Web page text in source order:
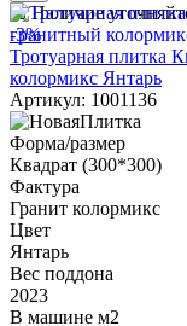
Наличие
-3%
Тротуарная плитка
колормикс Янтарь
Артикул: 1001136
Форма/размер
Квадрат (300*300)
Фактура
Гранит колормикс
Цвет
Янтарь
Вес поддона
2023
В машине м2